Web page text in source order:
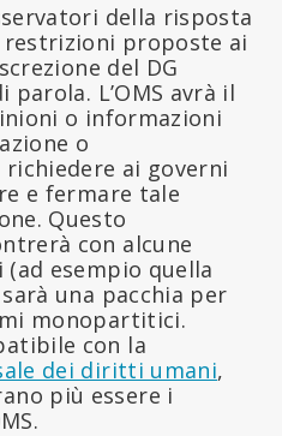
della risposta
restrizioni proposte ai
del DG
L’OMS avrà il
o informazioni
o
ai governi
e fermare tale
Questo
con alcune
esempio quella
una pacchia per
monopartitici.
con la
dei diritti umani,
più essere i